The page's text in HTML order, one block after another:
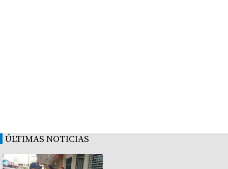
ÚLTIMAS NOTICIAS